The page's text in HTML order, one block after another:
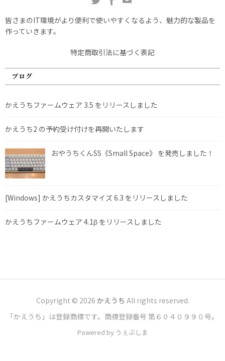
皆さまのIT環境がより便利で使いやすくなるよう、魅力的な製品を
作っていきます。
特定商取引法に基づく表記
ブログ
かえうちファームウェア 3.5 をリリースしました
かえうち2 の予約受け付けを再開いたします
おやうちくんSS《Small Space》 を発売しました！
[Windows] かえうちカスタマイズ 6.3 をリリースしました
かえうちファームウェア 4.1β をリリースしました
Copyright © 2026 かえうち All rights reserved.
「かえうち」は登録商標です。商標登録番号 第６０４０９９０号。
Powered by うぇぶしま